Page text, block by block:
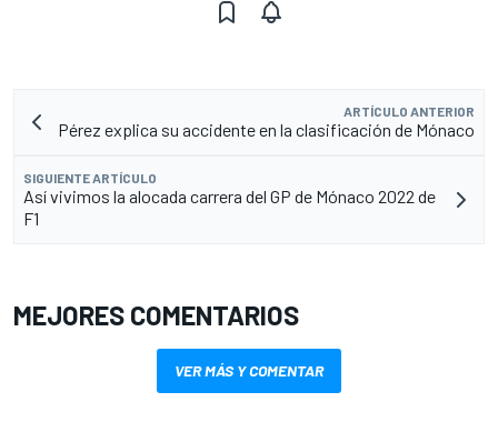
ARTÍCULO ANTERIOR
Pérez explica su accidente en la clasificación de Mónaco
SIGUIENTE ARTÍCULO
Así vivimos la alocada carrera del GP de Mónaco 2022 de
F1
MEJORES COMENTARIOS
VER MÁS Y COMENTAR